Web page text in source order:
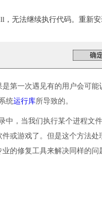
，无法继续执行代码。重新
第一次遇见有的用户会可
统运行库所导致的。
，当我们执行某个进程文
或游戏了。但是这个方法
的修复工具来解决同样的问